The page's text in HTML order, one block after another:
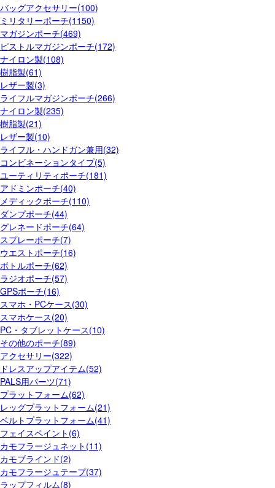
バッグアクセサリー(100)
ミリタリーポーチ(1150)
マガジンポーチ(469)
ピストルマガジンポーチ(172)
ナイロン製(108)
樹脂製(61)
レザー製(3)
ライフルマガジンポーチ(266)
ナイロン製(235)
樹脂製(21)
レザー製(10)
ライフル・ハンドガン兼用(32)
コンビネーションタイプ(5)
ユーティリティポーチ(181)
アドミンポーチ(40)
メディックポーチ(110)
ダンプポーチ(44)
グレネードポーチ(64)
スプレーポーチ(7)
ウエストポーチ(16)
ボトルポーチ(62)
ラジオポーチ(57)
GPSポーチ(16)
スマホ・PCケース(30)
スマホケース(20)
PC・タブレットケース(10)
その他のポーチ(89)
アクセサリー(322)
ドレスアップアイテム(52)
PALS用パーツ(71)
プラットフォーム(62)
レッグプラットフォーム(21)
ベルトプラットフォーム(41)
フェイスペイント(6)
カモフラージュネット(11)
カモブラインド(2)
カモフラージュテープ(37)
ラップフィルム(8)